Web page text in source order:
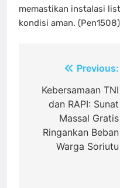
memastikan instalasi
kondisi aman. (Pen1508)
Navigasi
pos
Previous:
Kebersamaan TNI
dan RAPI: Sunat
Massal Gratis
Ringankan Beban
Warga Soriutu